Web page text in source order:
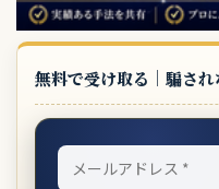
無料で受け取る｜騙さ